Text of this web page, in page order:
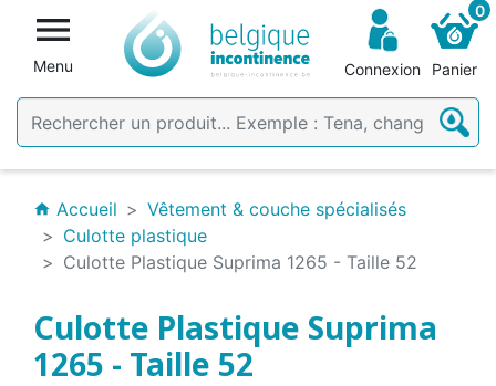

Menu Connexion
0
Panier
home Accueil
Vêtement & couche spécialisés
Culotte plastique
Culotte Plastique Suprima 1265 - Taille 52
Culotte Plastique Suprima
1265 - Taille 52